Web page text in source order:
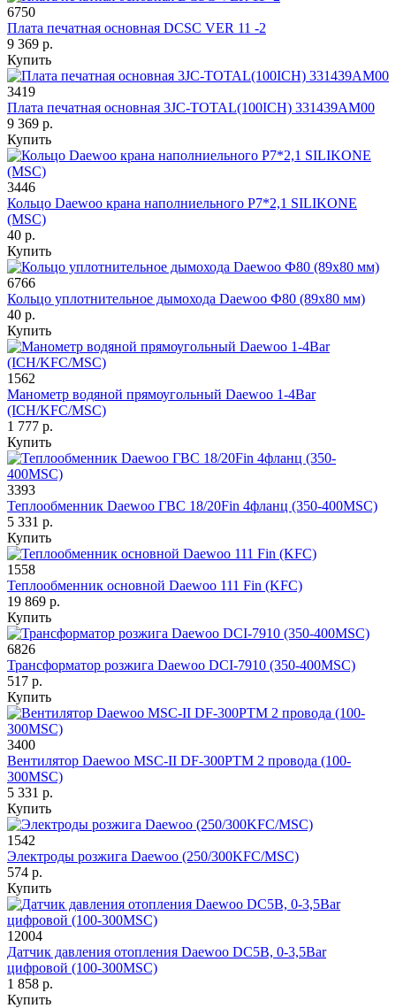
6750
Плата печатная основная DCSС VER 11 -2
9 369 р.
Купить
3419
Плата печатная основная 3JC-TOTAL(100ICH) 331439AM00
9 369 р.
Купить
3446
Кольцо Daewoo крана наполниельного P7*2,1 SILIKONE
(MSC)
40 р.
Купить
6766
Кольцо уплотнительное дымохода Daewoo Ф80 (89х80 мм)
40 р.
Купить
1562
Манометр водяной прямоугольный Daewoo 1-4Bar
(ICH/KFC/MSC)
1 777 р.
Купить
3393
Теплообменник Daewoo ГВС 18/20Fin 4фланц (350-400MSC)
5 331 р.
Купить
1558
Теплообменник основной Daewoo 111 Fin (KFC)
19 869 р.
Купить
6826
Трансформатор розжига Daewoo DCI-7910 (350-400MSC)
517 р.
Купить
3400
Вентилятор Daewoo MSC-II DF-300PTM 2 провода (100-
300MSC)
5 331 р.
Купить
1542
Электроды розжига Daewoo (250/300KFC/MSC)
574 р.
Купить
12004
Датчик давления отопления Daewoo DC5B, 0-3,5Bar
цифровой (100-300MSC)
1 858 р.
Купить